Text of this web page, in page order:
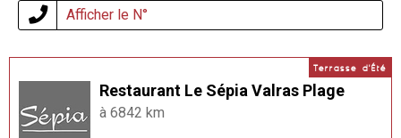
Afficher le N°
Terrasse d'Été
Restaurant Le Sépia Valras Plage
à 6842 km